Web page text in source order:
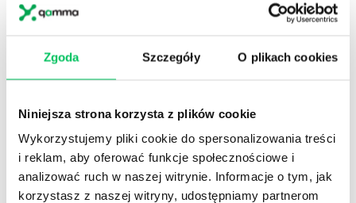
Zgoda Szczegóły O plikach cookies
Niniejsza strona korzysta z plików cookie
Wykorzystujemy pliki cookie do spersonalizowania treści
i reklam, aby oferować funkcje społecznościowe i
analizować ruch w naszej witrynie. Informacje o tym, jak
korzystasz z naszej witryny, udostępniamy partnerom
WikiGamma HR
wiedzy.
Gamma Q&A
Odpowiedzi na często pojawiające się pytania z